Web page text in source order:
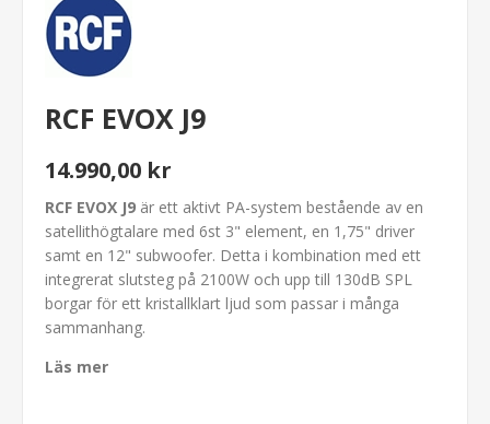
RCF EVOX J9
14.990,00 kr
RCF EVOX J9 är ett aktivt PA-system bestående av en
satellithögtalare med 6st 3" element, en 1,75" driver
samt en 12" subwoofer. Detta i kombination med ett
integrerat slutsteg på 2100W och upp till 130dB SPL
borgar för ett kristallklart ljud som passar i många
sammanhang.
Läs mer